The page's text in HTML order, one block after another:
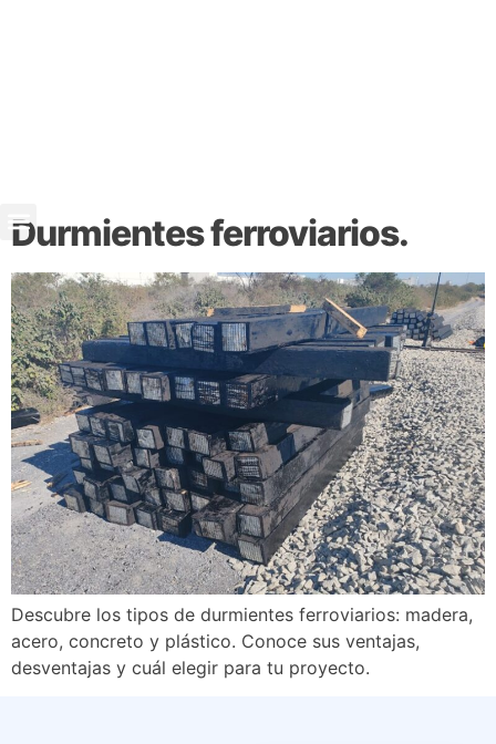
Durmientes ferroviarios.
Descubre los tipos de durmientes ferroviarios: madera,
acero, concreto y plástico. Conoce sus ventajas,
desventajas y cuál elegir para tu proyecto.